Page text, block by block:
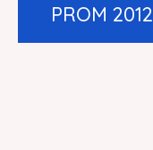
PROM 2012